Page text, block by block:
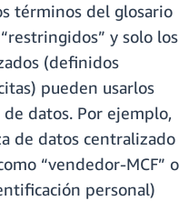
términos del glosario
y solo los
(definidos
pueden usarlos
datos. Por ejemplo,
de datos centralizado
“vendedor-MCF” o
personal)